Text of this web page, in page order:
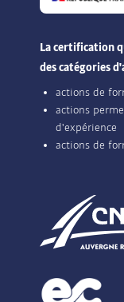
La certification
des catégories
actions de
actions
d'expérience
actions de